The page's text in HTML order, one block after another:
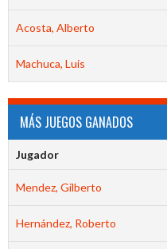
Acosta, Alberto
Machuca, Luis
MÁS JUEGOS GANADOS
Jugador
Mendez, Gilberto
Hernández, Roberto